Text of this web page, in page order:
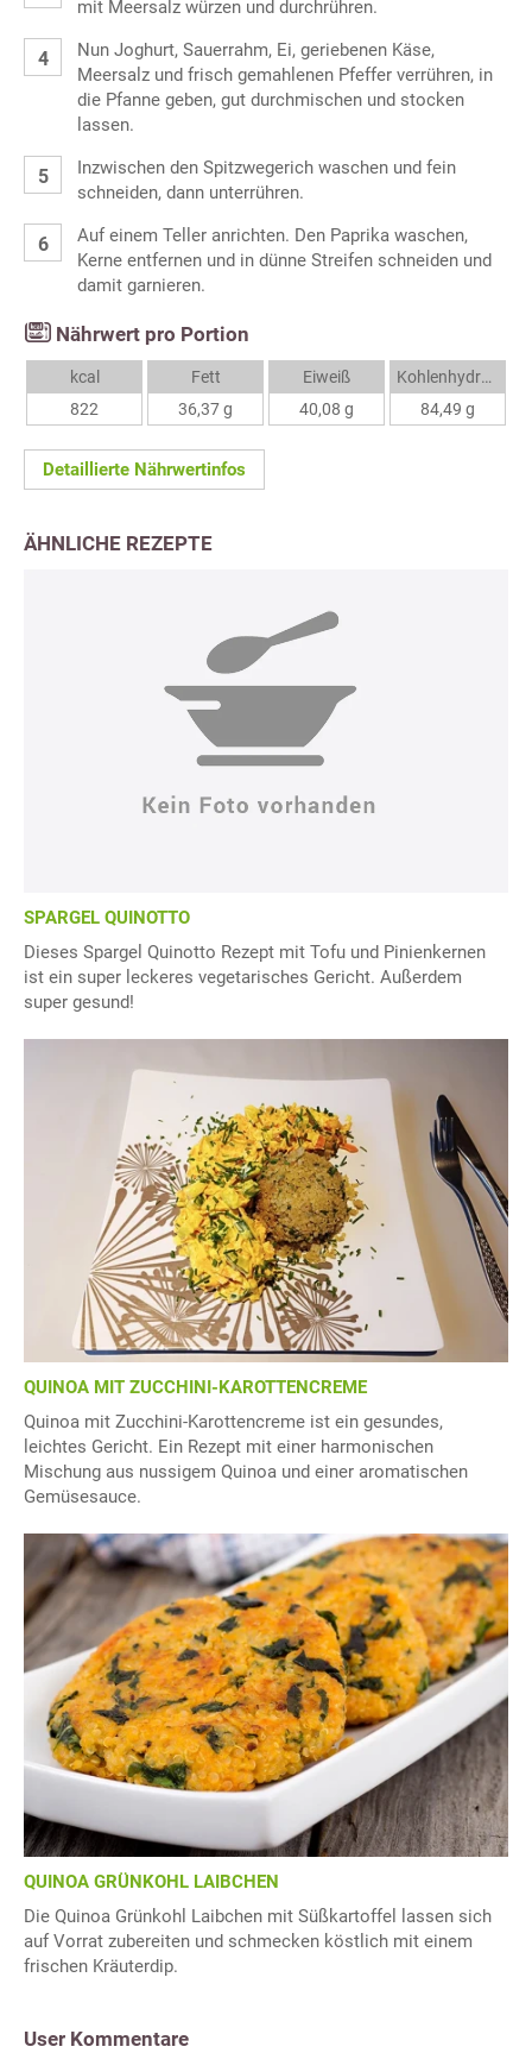
mit Meersalz würzen und durchrühren.
Nun Joghurt, Sauerrahm, Ei, geriebenen Käse,
Meersalz und frisch gemahlenen Pfeffer verrühren, in
die Pfanne geben, gut durchmischen und stocken
lassen.
Inzwischen den Spitzwegerich waschen und fein
schneiden, dann unterrühren.
Auf einem Teller anrichten. Den Paprika waschen,
Kerne entfernen und in dünne Streifen schneiden und
damit garnieren.
Nährwert pro Portion
kcal
822
Fett
36,37 g
Eiweiß
40,08 g
Kohlenhydrate
84,49 g
Detaillierte Nährwertinfos
ÄHNLICHE REZEPTE
SPARGEL QUINOTTO
Dieses Spargel Quinotto Rezept mit Tofu und Pinienkernen
ist ein super leckeres vegetarisches Gericht. Außerdem
super gesund!
QUINOA MIT ZUCCHINI-KAROTTENCREME
Quinoa mit Zucchini-Karottencreme ist ein gesundes,
leichtes Gericht. Ein Rezept mit einer harmonischen
Mischung aus nussigem Quinoa und einer aromatischen
Gemüsesauce.
QUINOA GRÜNKOHL LAIBCHEN
Die Quinoa Grünkohl Laibchen mit Süßkartoffel lassen sich
auf Vorrat zubereiten und schmecken köstlich mit einem
frischen Kräuterdip.
User Kommentare